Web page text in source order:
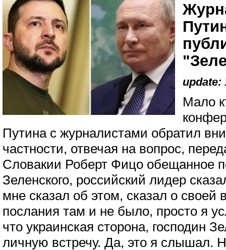
update:
Мало
Путина с журналистами обратил
частности, отвечая на вопрос,
Словакии Роберт Фицо обещанное
Зеленского, российский лидер
мне сказал об этом, сказал о своей
послания там и не было, просто я
что украинская сторона, господин
личную встречу. Да, это я слышал.